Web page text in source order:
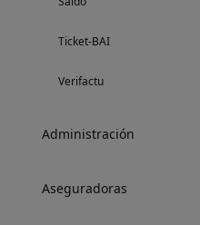
Ticket-BAI
Verifactu
Administración
Aseguradoras